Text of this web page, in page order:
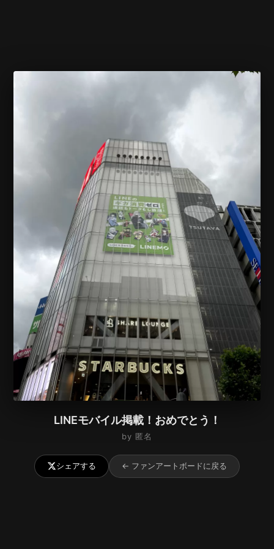
LINEモバイル掲載！おめでとう！
by 匿名
シェアする ← ファンアートボードに戻る